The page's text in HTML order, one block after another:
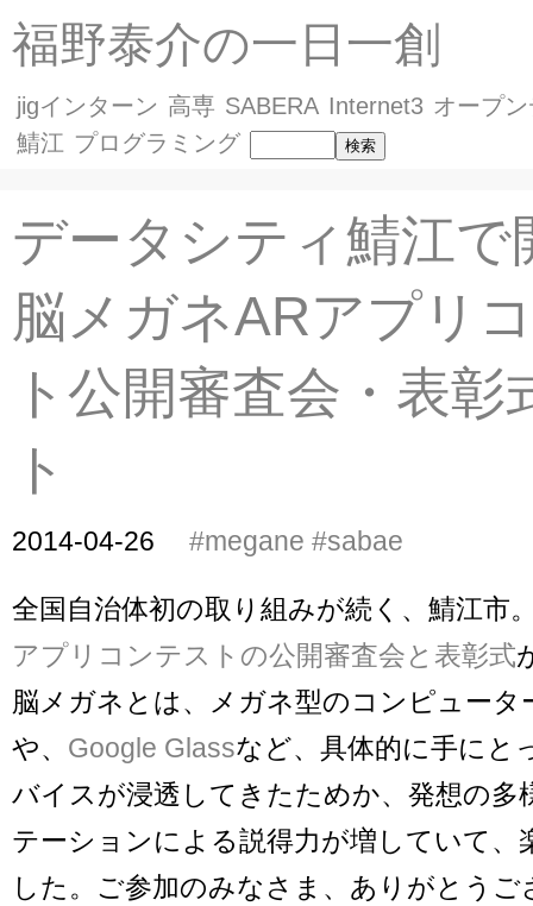
福野泰介の一日一創
jigインターン 高専 SABERA Internet3 オープ
鯖江 プログラミング
データシティ鯖江で
脳メガネARアプリ
ト公開審査会・表彰
ト
2014-04-26 #megane #sabae
全国自治体初の取り組みが続く、鯖江市
アプリコンテストの公開審査会と表彰式
脳メガネとは、メガネ型のコンピュータ
や、 Google Glassなど、具体的に手にと
バイスが浸透してきたためか、発想の多
テーションによる説得力が増していて、
した。ご参加のみなさま、ありがとうご